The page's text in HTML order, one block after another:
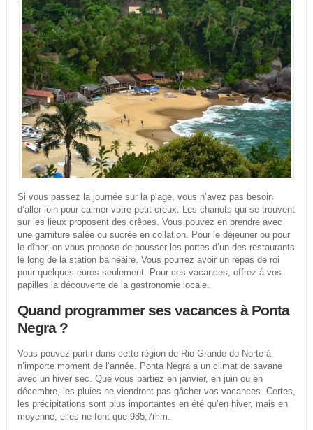
Si vous passez la journée sur la plage, vous n’avez pas besoin
d’aller loin pour calmer votre petit creux. Les chariots qui se trouvent
sur les lieux proposent des crêpes. Vous pouvez en prendre avec
une garniture salée ou sucrée en collation. Pour le déjeuner ou pour
le dîner, on vous propose de pousser les portes d’un des restaurants
le long de la station balnéaire. Vous pourrez avoir un repas de roi
pour quelques euros seulement. Pour ces vacances, offrez à vos
papilles la découverte de la gastronomie locale.
Quand programmer ses vacances à Ponta
Negra ?
Vous pouvez partir dans cette région de Rio Grande do Norte à
n’importe moment de l’année. Ponta Negra a un climat de savane
avec un hiver sec. Que vous partiez en janvier, en juin ou en
décembre, les pluies ne viendront pas gâcher vos vacances. Certes,
les précipitations sont plus importantes en été qu’en hiver, mais en
moyenne, elles ne font que 985,7mm.